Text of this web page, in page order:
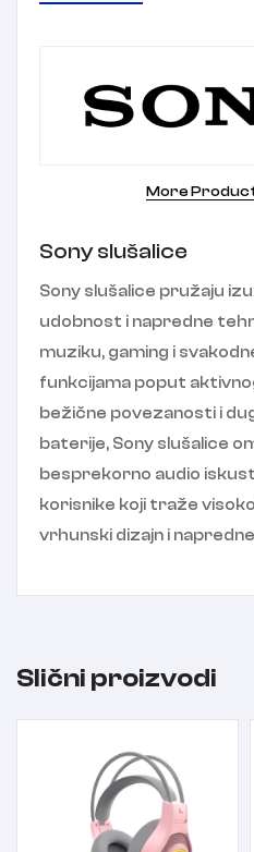
More
Sony slušalice
Sony slušalice pružaju
udobnost i napredne
muziku, gaming i
funkcijama poput
bežične povezanosti i
baterije, Sony slušalice
besprekorno audio
korisnike koji traže
vrhunski dizajn i
Slični proizvodi